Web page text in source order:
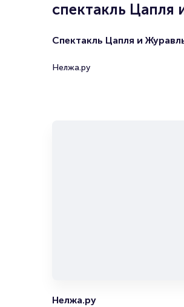
спектакль Цапля
Спектакль Цапля и
Нелжа.ру
Нелжа.ру